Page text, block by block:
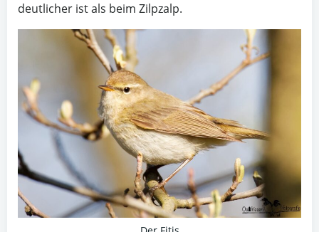
deutlicher ist als beim Zilpzalp.